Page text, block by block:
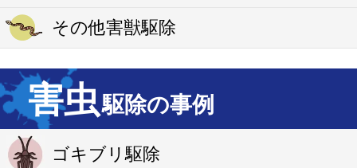
その他害獣駆除
害虫駆除の事例
ゴキブリ駆除